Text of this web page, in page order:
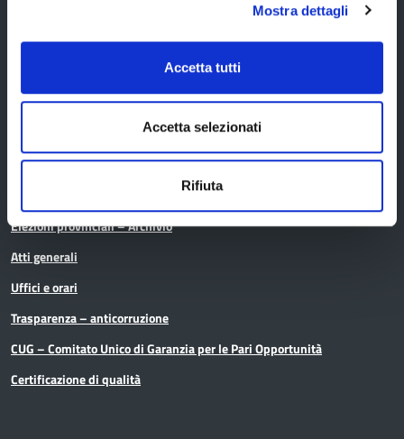
Mostra dettagli
Accetta tutti
Accetta selezionati
Rifiuta
Elezioni Provinciali del 29/09/2024
Elezioni del Presidente della Provincia del 28/01/2023
Elezioni provinciali – Archivio
Atti generali
Uffici e orari
Trasparenza – anticorruzione
CUG – Comitato Unico di Garanzia per le Pari Opportunità
Certificazione di qualità